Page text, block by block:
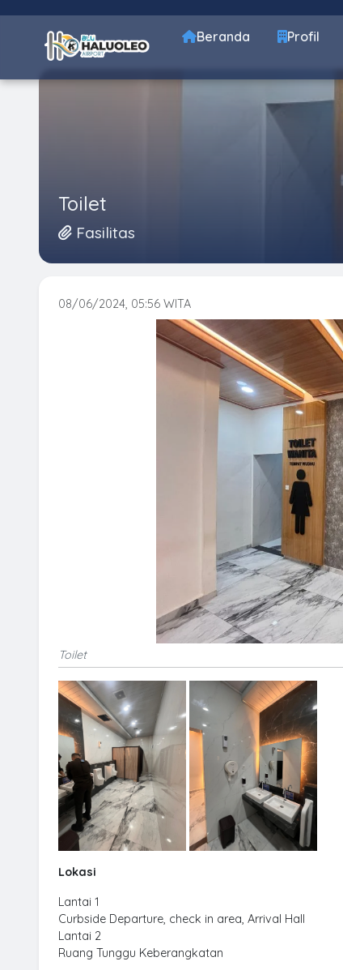
Beranda Profil
Toilet
Fasilitas
08/06/2024, 05:56 WITA
Toilet
Lokasi
Lantai 1
Curbside Departure, check in area, Arrival Hall
Lantai 2
Ruang Tunggu Keberangkatan